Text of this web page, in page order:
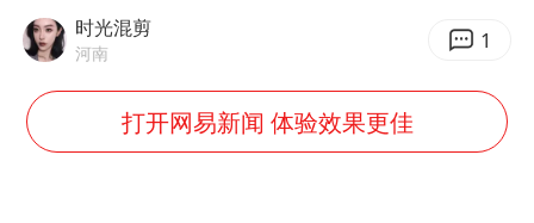
白海豚5次眼壁置换
浙江海域将现5到8米巨浪到狂浪
时光混剪
河南 1
打开网易新闻 体验效果更佳